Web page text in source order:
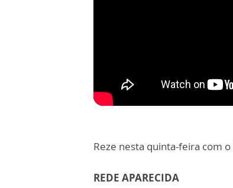
Reze nesta quinta-feira com o
REDE APARECIDA